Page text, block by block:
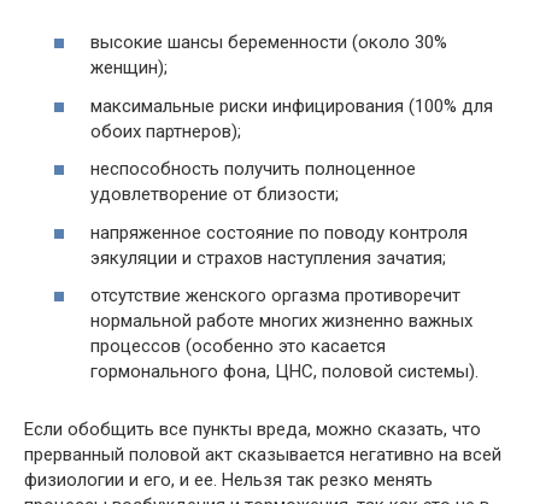
высокие шансы беременности (около 30%
женщин);
максимальные риски инфицирования (100% для
обоих партнеров);
неспособность получить полноценное
удовлетворение от близости;
напряженное состояние по поводу контроля
эякуляции и страхов наступления зачатия;
отсутствие женского оргазма противоречит
нормальной работе многих жизненно важных
процессов (особенно это касается
гормонального фона, ЦНС, половой системы).
Если обобщить все пункты вреда, можно сказать, что
прерванный половой акт сказывается негативно на всей
физиологии и его, и ее. Нельзя так резко менять